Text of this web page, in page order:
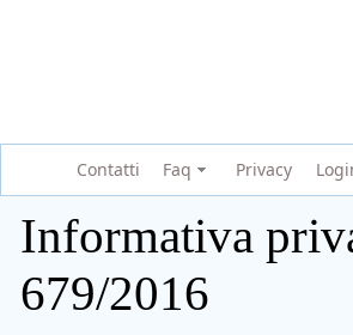
Contatti Faq Privacy
Informativa
679/2016